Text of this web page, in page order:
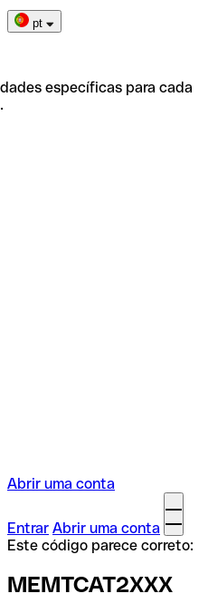
pt
específicas para cada
Abrir uma conta
Entrar Abrir uma conta
Este código parece correto:
MEMTCAT2XXX